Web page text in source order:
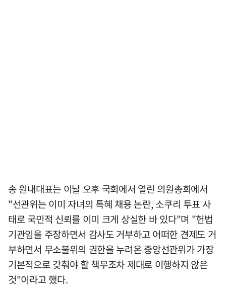
송 원내대표는 이날 오후 국회에서 열린 의원총회에서
"선관위는 이미 자녀의 특혜 채용 논란, 소쿠리 투표 사
태로 국민적 신뢰를 이미 크게 상실한 바 있다"며 "헌법
기관임을 주장하면서 감사도 거부하고 어떠한 견제도 거
부하면서 무소불위의 권한을 누려온 중앙선관위가 가장
기본적으로 갖춰야 할 책무조차 제대로 이행하지 않은
것"이라고 했다.